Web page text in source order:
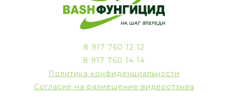
8 917 760 12 12
8 917 760 14 14
Политика конфиденциальности
Согласие на размещение видеоотзыва